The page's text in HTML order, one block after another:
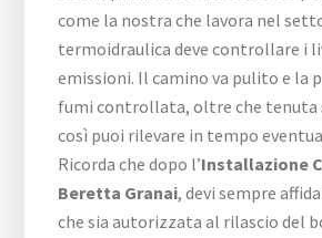
come la nostra che lavora nel
termoidraulica deve controllare i
emissioni. Il camino va pulito e la
fumi controllata, oltre che tenuta
così puoi rilevare in tempo
Ricorda che dopo l’Installazione
Beretta Granai, devi sempre
che sia autorizzata al rilascio del